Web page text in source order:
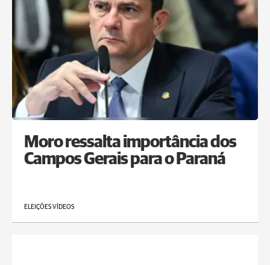
Moro ressalta importância dos
Campos Gerais para o Paraná
ELEIÇÕES VÍDEOS